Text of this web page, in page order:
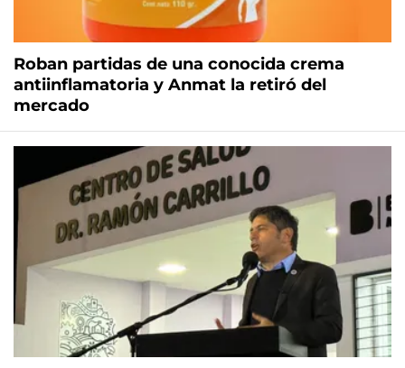
Roban partidas de una conocida crema
antiinflamatoria y Anmat la retiró del
mercado